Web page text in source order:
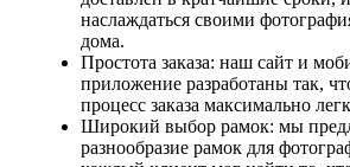
наслаждаться своими
дома.
Простота заказа: наш сайт и
приложение разработаны так,
процесс заказа максимально
Широкий выбор рамок: мы
разнообразие рамок для